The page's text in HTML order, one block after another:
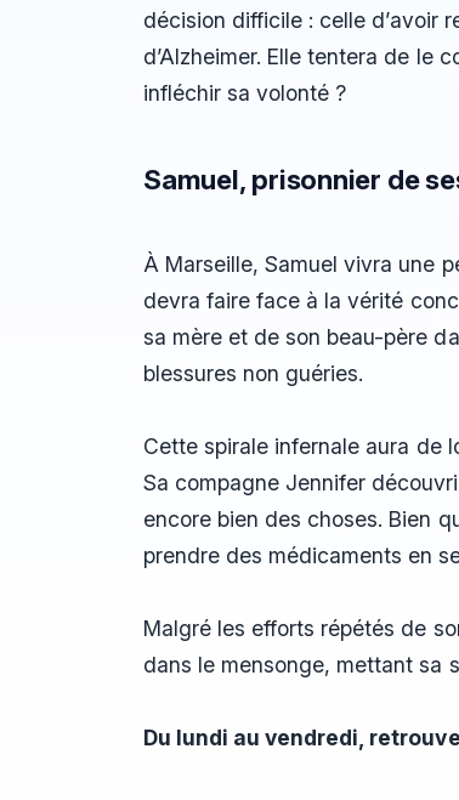
décision difficile : celle d’avoir
d’Alzheimer. Elle tentera de le
infléchir sa volonté ?
Samuel, prisonnier de
À Marseille, Samuel vivra une
devra faire face à la vérité
sa mère et de son beau-père
blessures non guéries.
Cette spirale infernale aura de
Sa compagne Jennifer
encore bien des choses. Bien
prendre des médicaments en
Malgré les efforts répétés de
dans le mensonge, mettant sa
Du lundi au vendredi,